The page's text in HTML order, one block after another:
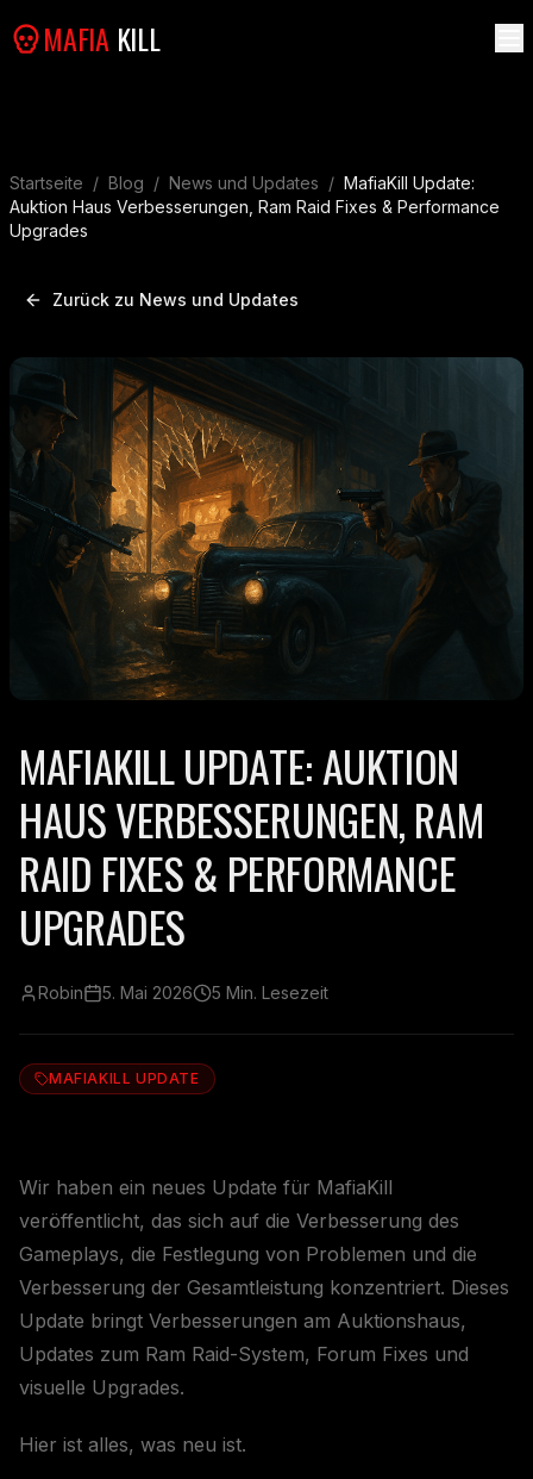
MAFIA KILL
Startseite / Blog / News und Updates / MafiaKill Update:
Auktion Haus Verbesserungen, Ram Raid Fixes & Performance
Upgrades
Zurück zu News und Updates
MAFIAKILL UPDATE: AUKTION
HAUS VERBESSERUNGEN, RAM
RAID FIXES & PERFORMANCE
UPGRADES
Robin 5. Mai 2026 5 Min. Lesezeit
MAFIAKILL UPDATE
Wir haben ein neues Update für MafiaKill
veröffentlicht, das sich auf die Verbesserung des
Gameplays, die Festlegung von Problemen und die
Verbesserung der Gesamtleistung konzentriert. Dieses
Update bringt Verbesserungen am Auktionshaus,
Updates zum Ram Raid-System, Forum Fixes und
visuelle Upgrades.
Hier ist alles, was neu ist.